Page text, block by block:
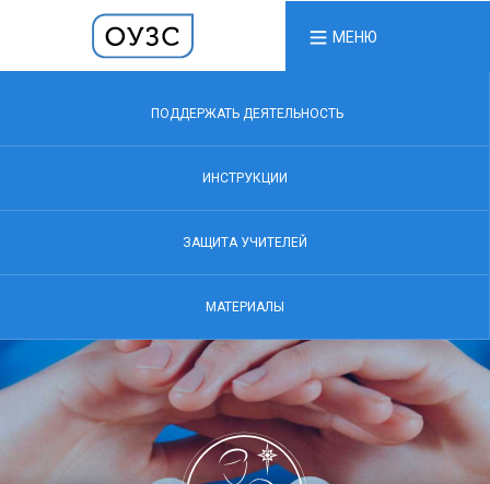
МЕНЮ
ПОДДЕРЖАТЬ ДЕЯТЕЛЬНОСТЬ
ИНСТРУКЦИИ
ЗАЩИТА УЧИТЕЛЕЙ
МАТЕРИАЛЫ